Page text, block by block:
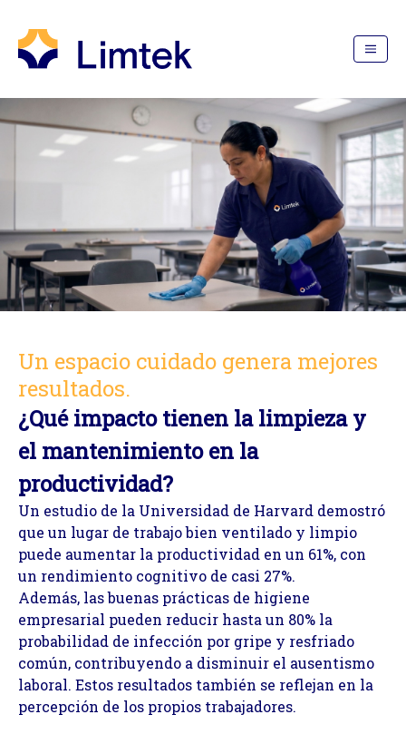
Un espacio cuidado genera mejores
resultados.
¿Qué impacto tienen la limpieza y
el mantenimiento en la
productividad?
Un estudio de la Universidad de Harvard demostró
que un lugar de trabajo bien ventilado y limpio
puede aumentar la productividad en un 61%, con
un rendimiento cognitivo de casi 27%.
Además, las buenas prácticas de higiene
empresarial pueden reducir hasta un 80% la
probabilidad de infección por gripe y resfriado
común, contribuyendo a disminuir el ausentismo
laboral. Estos resultados también se reflejan en la
percepción de los propios trabajadores.